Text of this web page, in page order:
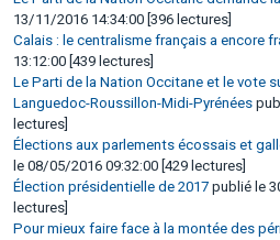
13/11/2016 14:34:00 [396 lectures]
Calais : le centralisme français a encore
13:12:00 [439 lectures]
Le Parti de la Nation Occitane et le vote
Languedoc-Roussillon-Midi-Pyrénées
lectures]
Élections aux parlements écossais et
le 08/05/2016 09:32:00 [429 lectures]
Élection présidentielle de 2017 publié le
lectures]
Pour mieux faire face à la montée des